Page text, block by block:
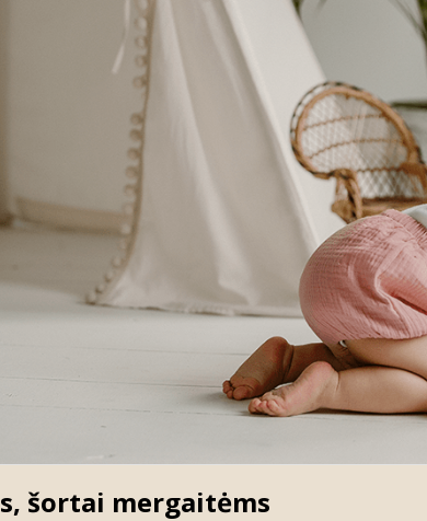
šortai mergaitėms